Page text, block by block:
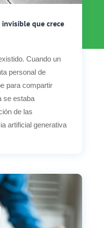
que crece
Cuando un
personal de
para compartir
se estaba
de las
artificial generativa